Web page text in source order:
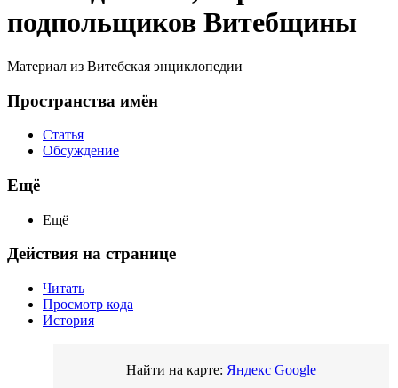
подпольщиков Витебщины
Материал из Витебская энциклопедии
Пространства имён
Статья
Обсуждение
Ещё
Ещё
Действия на странице
Читать
Просмотр кода
История
Найти на карте: Яндекс Google